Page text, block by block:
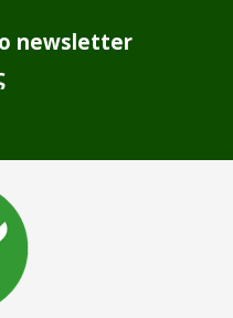
newsletter